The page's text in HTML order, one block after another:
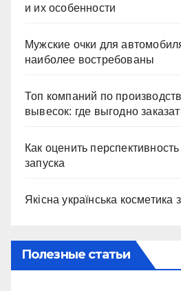
и их особенности
Мужские очки для
наиболее востребованы
Топ компаний по
вывесок: где выгодно
Как оценить
запуска
Якісна українська косметика
Полезные статьи